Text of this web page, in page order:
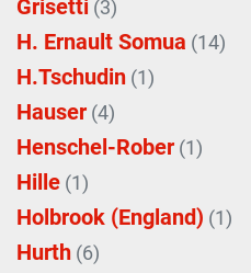
Grisetti (3)
H. Ernault Somua (14)
H.Tschudin (1)
Hauser (4)
Henschel-Rober (1)
Hille (1)
Holbrook (England) (1)
Hurth (6)